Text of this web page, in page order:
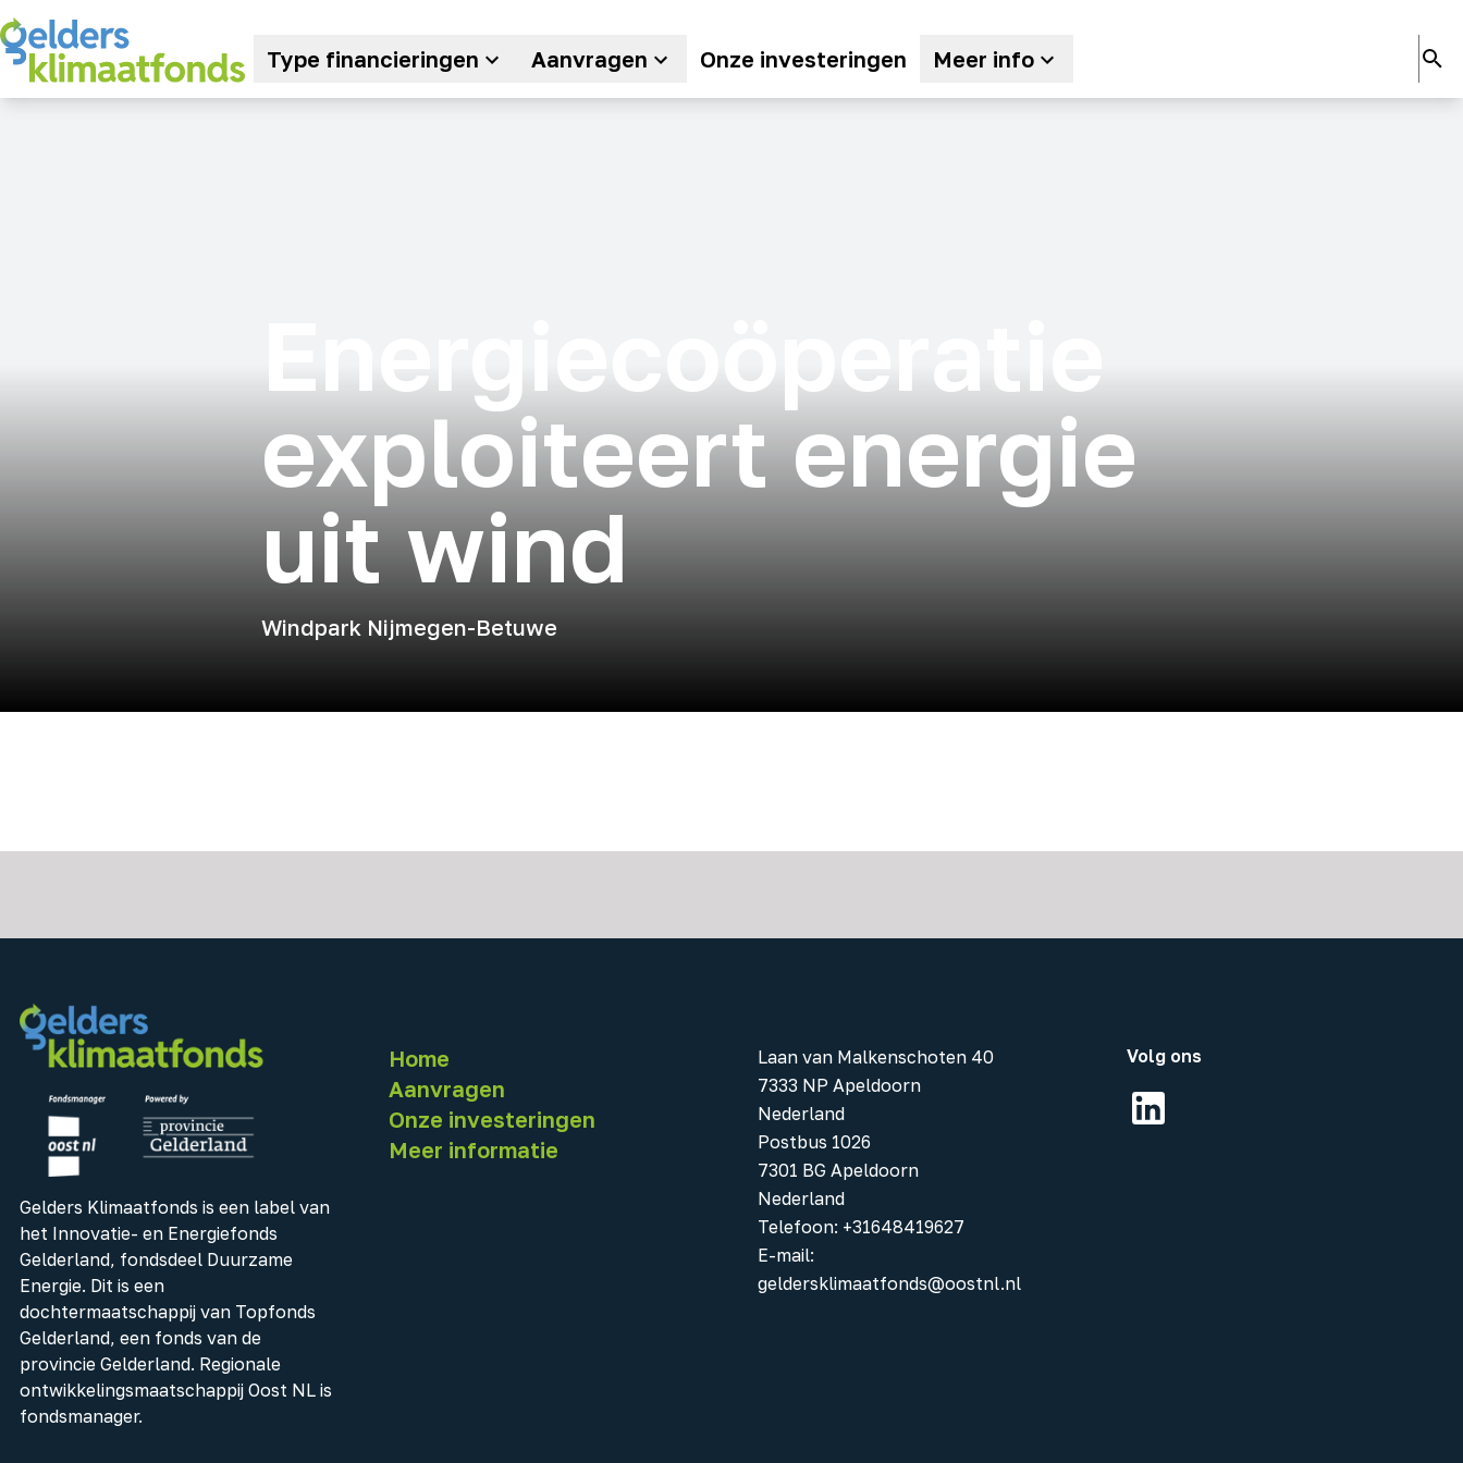
Type financieringen Aanvragen Onze investeringen Meer info
Energiecoöperatie
exploiteert energie
uit wind
Windpark Nijmegen-Betuwe
Gelders Klimaatfonds is een label van
het Innovatie- en Energiefonds
Gelderland, fondsdeel Duurzame
Energie. Dit is een
dochtermaatschappij van Topfonds
Gelderland, een fonds van de
provincie Gelderland. Regionale
ontwikkelingsmaatschappij Oost NL is
fondsmanager.
Home
Aanvragen
Onze investeringen
Meer informatie
Laan van Malkenschoten 40
7333 NP Apeldoorn
Nederland
Postbus 1026
7301 BG Apeldoorn
Nederland
Telefoon: +31648419627
E-mail:
geldersklimaatfonds@oostnl.nl
Volg ons